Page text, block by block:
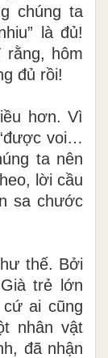
chúng ta
là đủ!
rằng, hôm
đủ rồi!
hơn. Vì
voi…
ta nên
lời cầu
sa chước
thế. Bởi
trẻ lớn
ai cũng
nhân vật
đã nhận